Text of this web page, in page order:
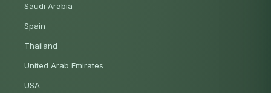
Saudi Arabia
Spain
Thailand
United Arab Emirates
USA